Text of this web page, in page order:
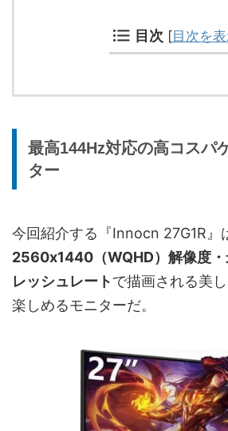
目次 [目次を
最高144Hz対応の高コスパ
ター
今回紹介する『Innocn 27G1R』
2560x1440（WQHD）解像度
レッシュレートで描画される美
楽しめるモニターだ。